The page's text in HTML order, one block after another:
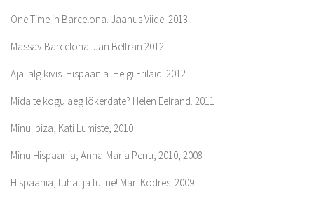
One Time in Barcelona. Jaanus Viide. 2013
Mässav Barcelona. Jan Beltran.2012
Aja jälg kivis. Hispaania. Helgi Erilaid. 2012
Mida te kogu aeg lõkerdate? Helen Eelrand. 2011
Minu Ibiza, Kati Lumiste, 2010
Minu Hispaania, Anna-Maria Penu, 2010, 2008
Hispaania, tuhat ja tuline! Mari Kodres. 2009